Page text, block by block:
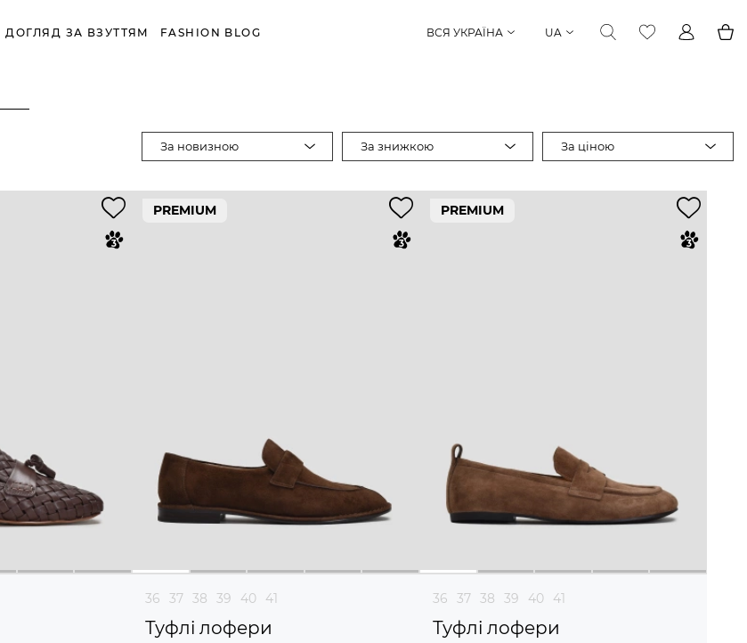
ДОГЛЯД ЗА ВЗУТТЯМ FASHION BLOG ВСЯ УКРАЇНА UA
За новизною За знижкою За ціною
PREMIUM
36 37 38 39 40 41
Туфлі лофери
PREMIUM
36 37 38 39 40 41
Туфлі лофери